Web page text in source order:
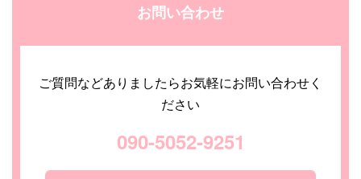
お問い合わせ
ご質問などありましたらお気軽にお問い合わせく
ださい
090-5052-9251